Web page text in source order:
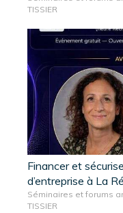
TISSIER
Financer et
d’entreprise à La
Séminaires et forums
TISSIER